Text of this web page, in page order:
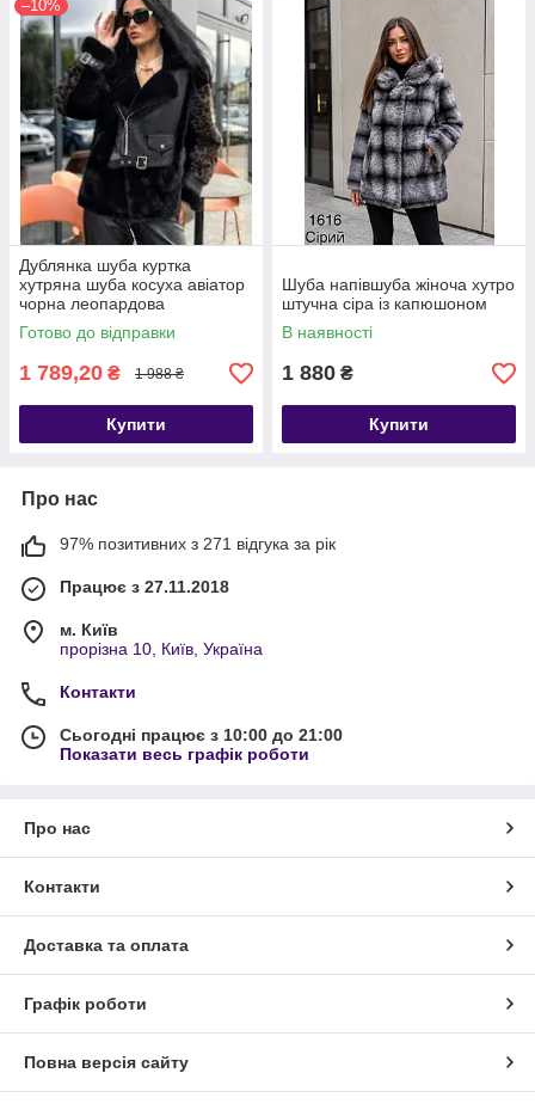
–10%
Дублянка шуба куртка
хутряна шуба косуха авіатор
чорна леопардова
Готово до відправки
1 789,20 ₴ 1 988 ₴
Купити
Шуба напівшуба жіноча хутро
штучна сіра із капюшоном
В наявності
1 880 ₴
Купити
Про нас
97% позитивних з 271 відгука за рік
Працює з 27.11.2018
м. Київ
прорізна 10, Київ, Україна
Контакти
Сьогодні працює з 10:00 до 21:00
Показати весь графік роботи
Про нас
Контакти
Доставка та оплата
Графік роботи
Повна версія сайту